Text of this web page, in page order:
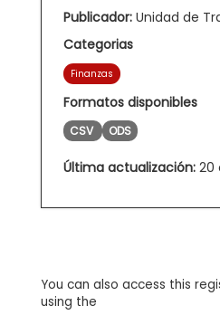
Publicador: Unidad de
Categorias
Finanzas
Formatos disponibles
CSV ODS
Última actualización: 20
You can also access this
using the